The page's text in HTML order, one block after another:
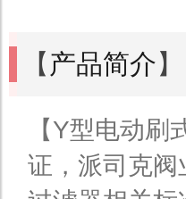
【 产品简介】
【Y型电动
证，派司克